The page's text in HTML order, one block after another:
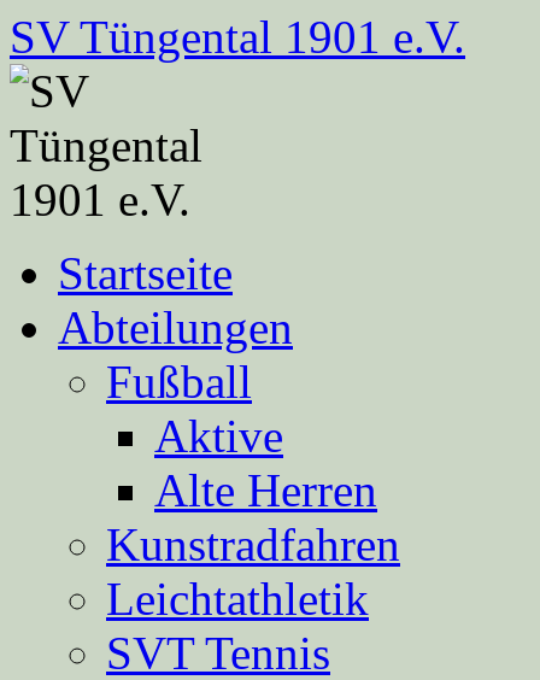
Zum
Inhalt
springen
SV Tüngental 1901 e.V.
Startseite
Abteilungen
Fußball
Aktive
Alte Herren
Kunstradfahren
Leichtathletik
SVT Tennis